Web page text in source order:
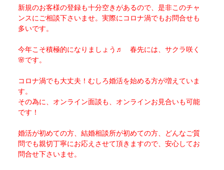
新規のお客様の登録も十分空きがあるので、是非このチャ
ンスにご相談下さいませ。実際にコロナ渦でもお問合せも
多いです。
今年こそ積極的になりましょう♬ 春先には、サクラ咲く
🌸です。
コロナ渦でも大丈夫！むしろ婚活を始める方が増えていま
す。
その為に、オンライン面談も、オンラインお見合いも可能
です！
婚活が初めての方、結婚相談所が初めての方、どんなご質
問でも親切丁寧にお応えさせて頂きますので、安心してお
問合せ下さいませ。